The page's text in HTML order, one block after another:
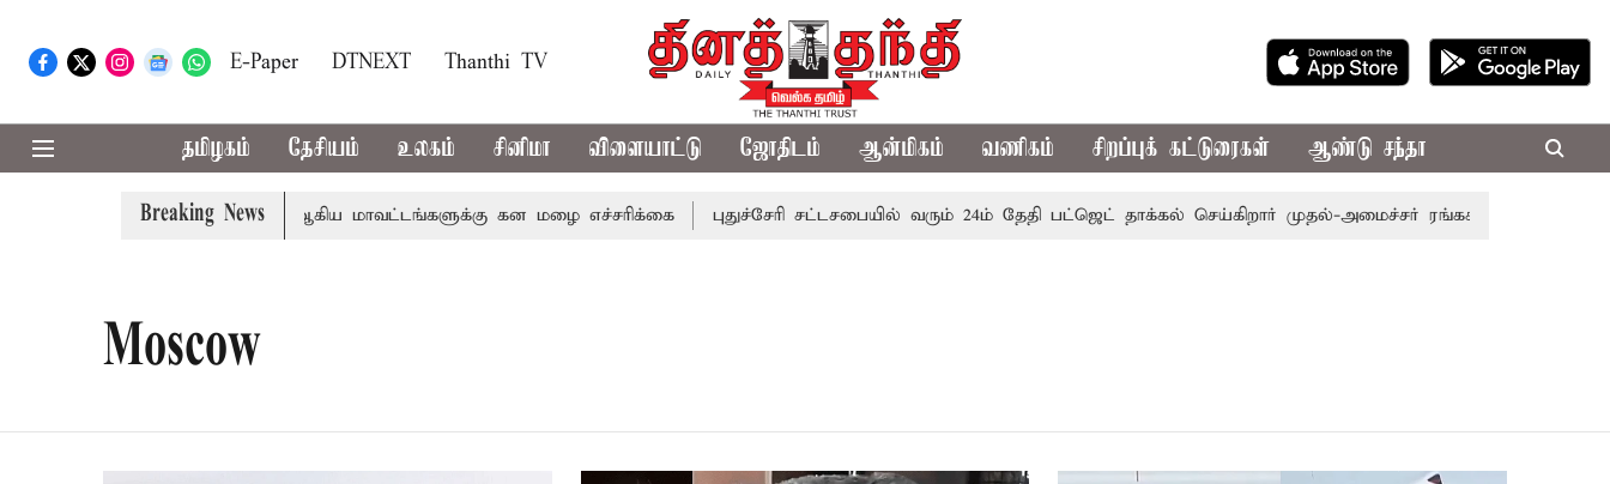
E-Paper DTNEXT Thanthi TV
தமிழகம் தேசியம் உலகம் சினிமா விளையாட்டு ஜோதிடம் ஆன்மிகம் வணிகம் சிறப்புக் கட்டுரைகள் ஆண்டு சந்தா
Breaking News
கோவை, தேனி,நீலகிரி ஆகிய மாவட்டங்களுக்கு கன மழை எச்சரிக்கை புதுச்சேரி சட்டசபையில் வரும் 24ம் தேதி பட்ஜெட் தாக்கல் செய்கிறார் முதல்-அமைச்சர் ரங்கசாமி
Moscow